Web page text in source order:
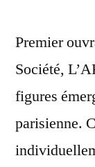
Premier
Société,
figures
parisienne.